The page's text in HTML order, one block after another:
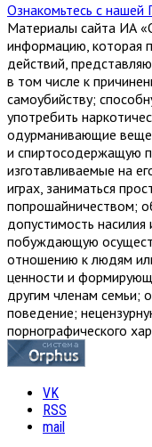
Ознакомьтесь с нашей
Материалы сайта ИА
информацию, которая
действий,
в том числе к
самоубийству;
употребить
одурманивающие
и спиртосодержащую
изготавливаемые на
играх, заниматься
попрошайничеством;
допустимость
побуждающую
отношению к людям
ценности и
другим членам семьи;
поведение;
порнографического
VK
RSS
mail